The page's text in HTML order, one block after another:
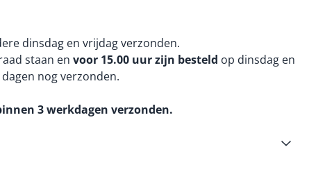
dinsdag en vrijdag verzonden.
staan en voor 15.00 uur zijn besteld op dinsdag en
nog verzonden.
3 werkdagen verzonden.